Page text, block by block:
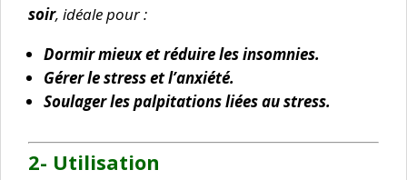
soir, idéale pour :
Dormir mieux et réduire les insomnies.
Gérer le stress et l’anxiété.
Soulager les palpitations liées au stress.
2- Utilisation